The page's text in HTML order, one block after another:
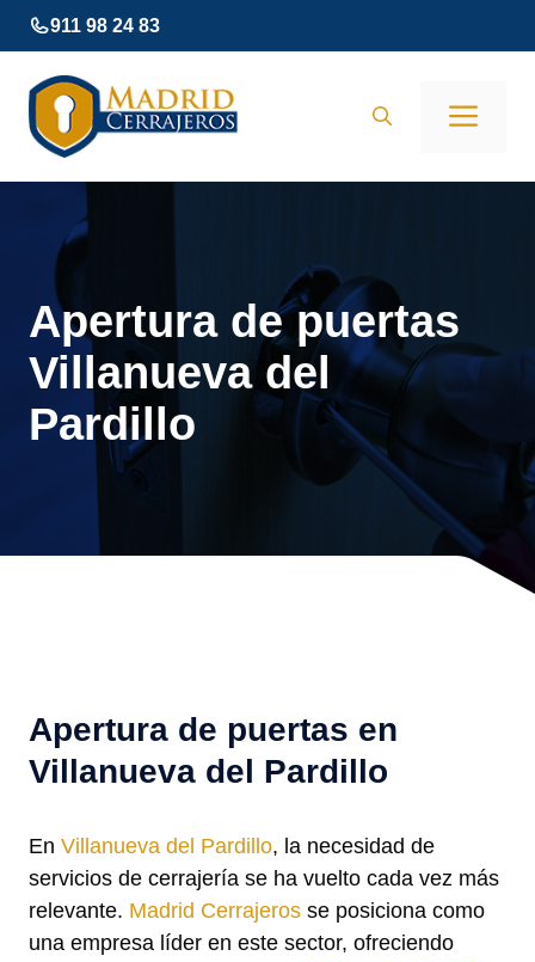
Saltar
al
contenido
911 98 24 83
Apertura de puertas
Villanueva del
Pardillo
Apertura de puertas en
Villanueva del Pardillo
En Villanueva del Pardillo, la necesidad de
servicios de cerrajería se ha vuelto cada vez más
relevante. Madrid Cerrajeros se posiciona como
una empresa líder en este sector, ofreciendo